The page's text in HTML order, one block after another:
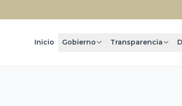
Inicio Gobierno Transparencia